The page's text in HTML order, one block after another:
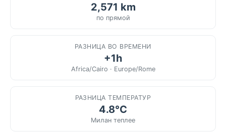
2,571 km
по прямой
РАЗНИЦА ВО ВРЕМЕНИ
+1h
Africa/Cairo · Europe/Rome
РАЗНИЦА ТЕМПЕРАТУР
4.8°C
Милан теплее